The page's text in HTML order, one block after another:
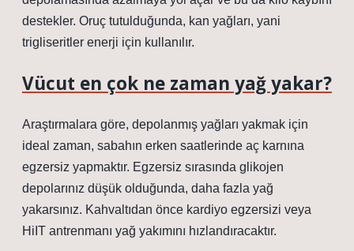
destekler. Oruç tutulduğunda, kan yağları, yani
trigliseritler enerji için kullanılır.
Vücut en çok ne zaman yağ yakar?
Araştırmalara göre, depolanmış yağları yakmak için
ideal zaman, sabahın erken saatlerinde aç karnına
egzersiz yapmaktır. Egzersiz sırasında glikojen
depolarınız düşük olduğunda, daha fazla yağ
yakarsınız. Kahvaltıdan önce kardiyo egzersizi veya
HiIT antrenmanı yağ yakımını hızlandıracaktır.